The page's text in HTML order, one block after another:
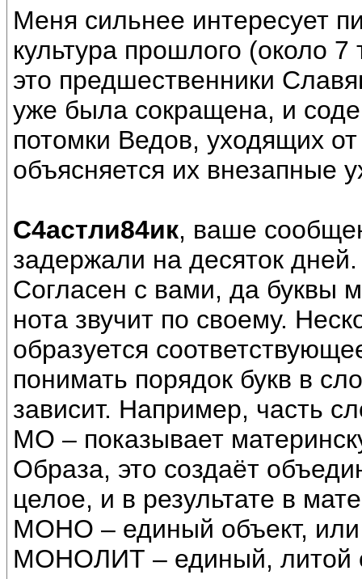
Меня сильнее интересует
культура прошлого (около
это предшественники
уже была сокращена, и
потомки Ведов, уходящих
объясняется их внезапные
С4астли84ик, ваше
задержали на десяток дней.
Согласен с вами, да буквы
нота звучит по своему.
образуется
понимать порядок букв в
зависит. Например, часть
МО – показывает
Образа, это создаёт
целое, и в результате в
МОНО – единый объект, или
МОНОЛИТ – единый, литой